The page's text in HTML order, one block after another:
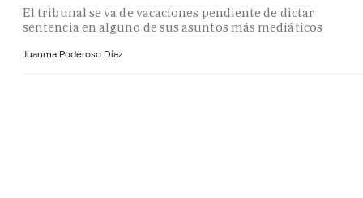
El tribunal se va de vacaciones pendiente de dictar
sentencia en alguno de sus asuntos más mediáticos
Juanma Poderoso Díaz